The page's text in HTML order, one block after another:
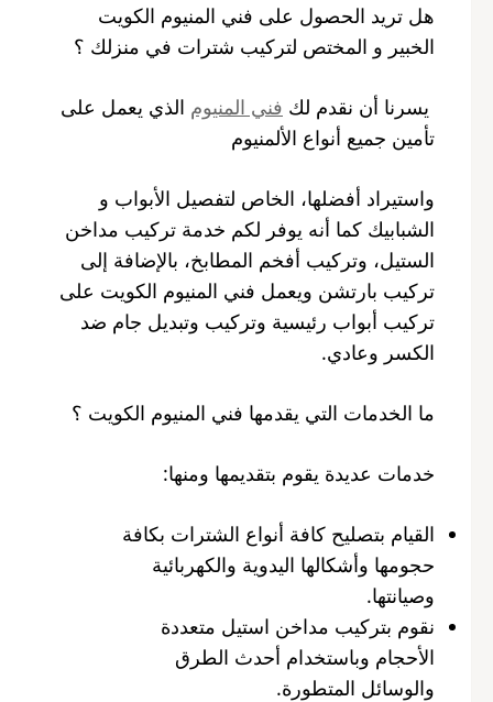
هل تريد الحصول على فني المنيوم الكويت
الخبير و المختص لتركيب شترات في منزلك ؟
يسرنا أن نقدم لك فني المنيوم الذي يعمل على
تأمين جميع أنواع الألمنيوم
واستيراد أفضلها، الخاص لتفصيل الأبواب و
الشبابيك كما أنه يوفر لكم خدمة تركيب مداخن
الستيل، وتركيب أفخم المطابخ، بالإضافة إلى
تركيب بارتشن ويعمل فني المنيوم الكويت على
تركيب أبواب رئيسية وتركيب وتبديل جام ضد
الكسر وعادي.
ما الخدمات التي يقدمها فني المنيوم الكويت ؟
خدمات عديدة يقوم بتقديمها ومنها:
القيام بتصليح كافة أنواع الشترات بكافة
حجومها وأشكالها اليدوية والكهربائية
وصيانتها.
نقوم بتركيب مداخن استيل متعددة
الأحجام وباستخدام أحدث الطرق
والوسائل المتطورة.